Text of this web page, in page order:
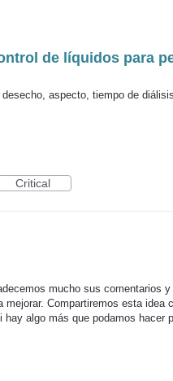
de líquidos para
aspecto, tiempo de
Critical
mucho sus comentarios
Compartiremos esta idea
algo más que podamos hacer